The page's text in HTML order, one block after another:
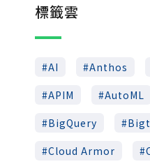
標籤雲
AI Anthos
APIM
AutoML
BigQuery
Cloud Armor